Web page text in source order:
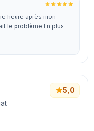
heure après mon
le problème En plus
5,0